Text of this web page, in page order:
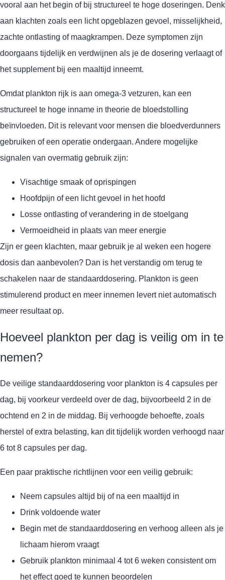
vooral aan het begin of bij structureel te hoge doseringen. Denk
aan klachten zoals een licht opgeblazen gevoel, misselijkheid,
zachte ontlasting of maagkrampen. Deze symptomen zijn
doorgaans tijdelijk en verdwijnen als je de dosering verlaagt of
het supplement bij een maaltijd inneemt.
Omdat plankton rijk is aan omega-3 vetzuren, kan een
structureel te hoge inname in theorie de bloedstolling
beïnvloeden. Dit is relevant voor mensen die bloedverdunners
gebruiken of een operatie ondergaan. Andere mogelijke
signalen van overmatig gebruik zijn:
Visachtige smaak of oprispingen
Hoofdpijn of een licht gevoel in het hoofd
Losse ontlasting of verandering in de stoelgang
Vermoeidheid in plaats van meer energie
Zijn er geen klachten, maar gebruik je al weken een hogere
dosis dan aanbevolen? Dan is het verstandig om terug te
schakelen naar de standaarddosering. Plankton is geen
stimulerend product en meer innemen levert niet automatisch
meer resultaat op.
Hoeveel plankton per dag is veilig om in te
nemen?
De veilige standaarddosering voor plankton is 4 capsules per
dag, bij voorkeur verdeeld over de dag, bijvoorbeeld 2 in de
ochtend en 2 in de middag. Bij verhoogde behoefte, zoals
herstel of extra belasting, kan dit tijdelijk worden verhoogd naar
6 tot 8 capsules per dag.
Een paar praktische richtlijnen voor een veilig gebruik:
Neem capsules altijd bij of na een maaltijd in
Drink voldoende water
Begin met de standaarddosering en verhoog alleen als je
lichaam hierom vraagt
Gebruik plankton minimaal 4 tot 6 weken consistent om
het effect goed te kunnen beoordelen